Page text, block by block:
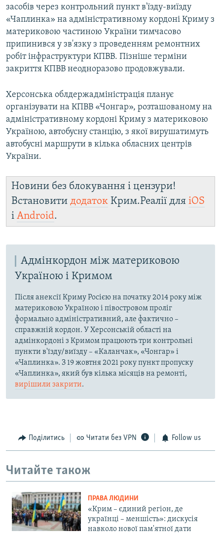
засобів через контрольний пункт в'їзду-виїзду
«Чаплинка» на адміністративному кордоні Криму з
материковою частиною України тимчасово
припинився у зв'язку з проведенням ремонтних
робіт інфраструктури КПВВ. Пізніше терміни
закриття КПВВ неодноразово продовжували.
Херсонська облдержадміністрація планує
організувати на КПВВ «Чонгар», розташованому на
адміністративному кордоні Криму з материковою
Україною, автобусну станцію, з якої вирушатимуть
автобусні маршрути в кілька обласних центрів
України.
Новини без блокування і цензури!
Встановити додаток Крим.Реалії для iOS
і Android.
Адмінкордон між материковою
Україною і Кримом
Після анексії Криму Росією на початку 2014 року між
материковою Україною і півостровом проліг
формально адміністративний, але фактично –
справжній кордон. У Херсонській області на
адмінкордоні з Кримом працюють три контрольні
пункти в'їзду/виїзду – «Каланчак», «Чонгар» і
«Чаплинка». З 19 жовтня 2021 року пункт пропуску
«Чаплинка», який був кілька місяців на ремонті,
вирішили закрити.
Поділитись Читати без VPN Follow us
Читайте також
ПРАВА ЛЮДИНИ
«Крим – єдиний регіон, де
українці – меншість»: дискусія
навколо нової пам'ятної дати